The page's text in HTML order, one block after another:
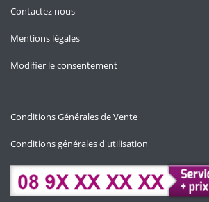
Contactez nous
Mentions légales
Modifier le consentement
Conditions Générales de Vente
Conditions générales d'utilisation